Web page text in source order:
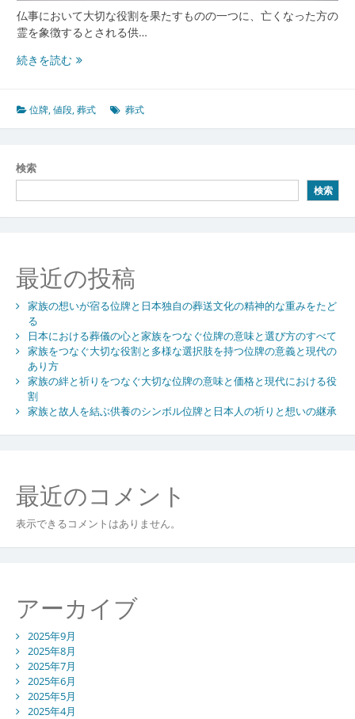
仏事において大切な役割を果たすものの一つに、亡くなった方の
霊を象徴するとされる供…
続きを読む家
つ
な
様
な
選
肢
を
持
つ
位
と
現
代
位牌,値段,葬式 葬式
検索
検索
最近の投稿
家族の想いが宿る位牌と日本独自の葬送文化の精神的な重みをたど
る
日本における葬儀の心と家族をつなぐ位牌の意味と選び方のすべて
家族をつなぐ大切な役割と多様な選択肢を持つ位牌の意義と現代の
あり方
家族の絆と祈りをつなぐ大切な位牌の意味と価格と現代における役
割
家族と故人を結ぶ供養のシンボル位牌と日本人の祈りと想いの継承
最近のコメント
表示できるコメントはありません。
アーカイブ
2025年9月
2025年8月
2025年7月
2025年6月
2025年5月
2025年4月